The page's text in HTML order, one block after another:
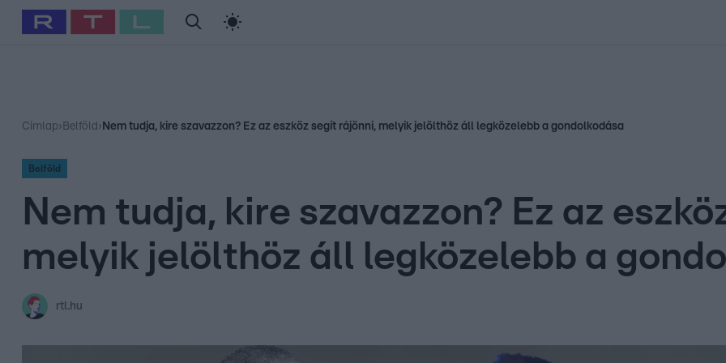
Babits Marcella Szellő István Most Wanted
Címlap› Belföld › Nem tudja, kire szavazzon? Ez az eszköz segít rájönni, melyik jelölthöz áll legközelebb a gondolkodása
Belföld
Nem tudja, kire szavazzon? Ez az
melyik jelölthöz áll legközelebb a
rtl.hu